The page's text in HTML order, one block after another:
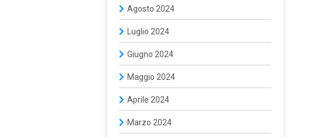
Agosto 2024
Luglio 2024
Giugno 2024
Maggio 2024
Aprile 2024
Marzo 2024